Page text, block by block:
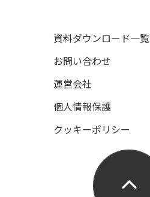
資料ダウンロード一覧
お問い合わせ
運営会社
個人情報保護
クッキーポリシー